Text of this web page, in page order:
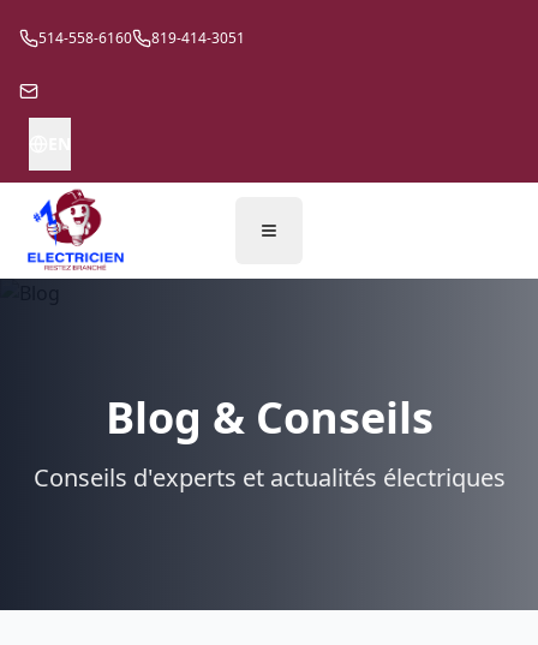
514-558-6160 819-414-3051
Blog & Conseils
Conseils d'experts et actualités électriques